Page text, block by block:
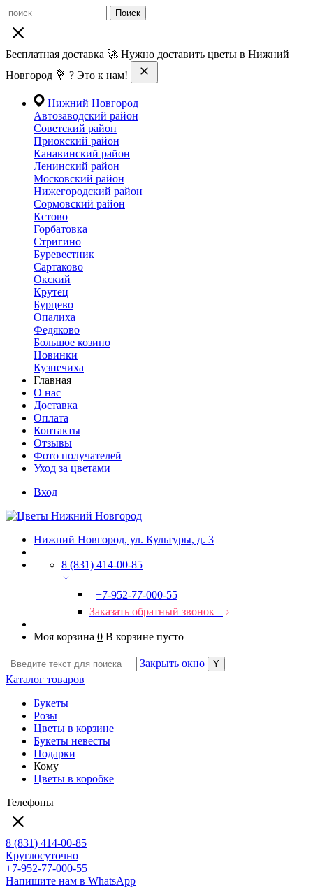
Поиск
Бесплатная доставка 🚀 Нужно доставить цветы в Нижний
Новгород 💐 ? Это к нам!
Нижний Новгород
Автозаводский район
Советский район
Приокский район
Канавинский район
Ленинский район
Московский район
Нижегородский район
Сормовский район
Кстово
Горбатовка
Стригино
Буревестник
Сартаково
Окский
Крутец
Бурцево
Опалиха
Федяково
Большое козино
Новинки
Кузнечиха
Главная
О нас
Доставка
Оплата
Контакты
Отзывы
Фото получателей
Уход за цветами
Вход
Нижний Новгород, ул. Культуры, д. 3
8 (831) 414-00-85
+7-952-77-000-55
Заказать обратный звонок
Моя корзина 0 В корзине пусто
Закрыть окно
Каталог товаров
Букеты
Розы
Цветы в корзине
Букеты невесты
Подарки
Кому
Цветы в коробке
Телефоны
8 (831) 414-00-85
Круглосуточно
+7-952-77-000-55
Напишите нам в WhatsApp